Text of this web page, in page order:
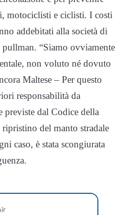
motociclisti e ciclisti. I costi
addebitati alla società di
“Siamo ovviamente
non voluto né dovuto
Maltese – Per questo
responsabilità da
previste dal Codice della
del manto stradale
caso, è stata scongiurata